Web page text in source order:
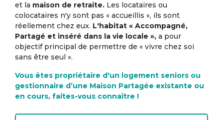
et la maison de retraite. Les locataires ou
colocataires n'y sont pas « accueillis », ils sont
réellement chez eux. L'habitat « Accompagné,
Partagé et inséré dans la vie locale », a pour
objectif principal de permettre de « vivre chez soi
sans être seul ».
Vous êtes propriétaire d'un logement seniors ou
gestionnaire d’une Maison Partagée existante ou
en cours, faites-vous connaître !